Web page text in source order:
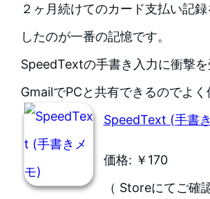
２ヶ月続けてのカード支払い記
したのが一番の記憶です。
SpeedTextの手書き入力に衝撃を
GmailでPCと共有できるのでよく
SpeedText (手書
価格: ￥170
（ Storeにてご確